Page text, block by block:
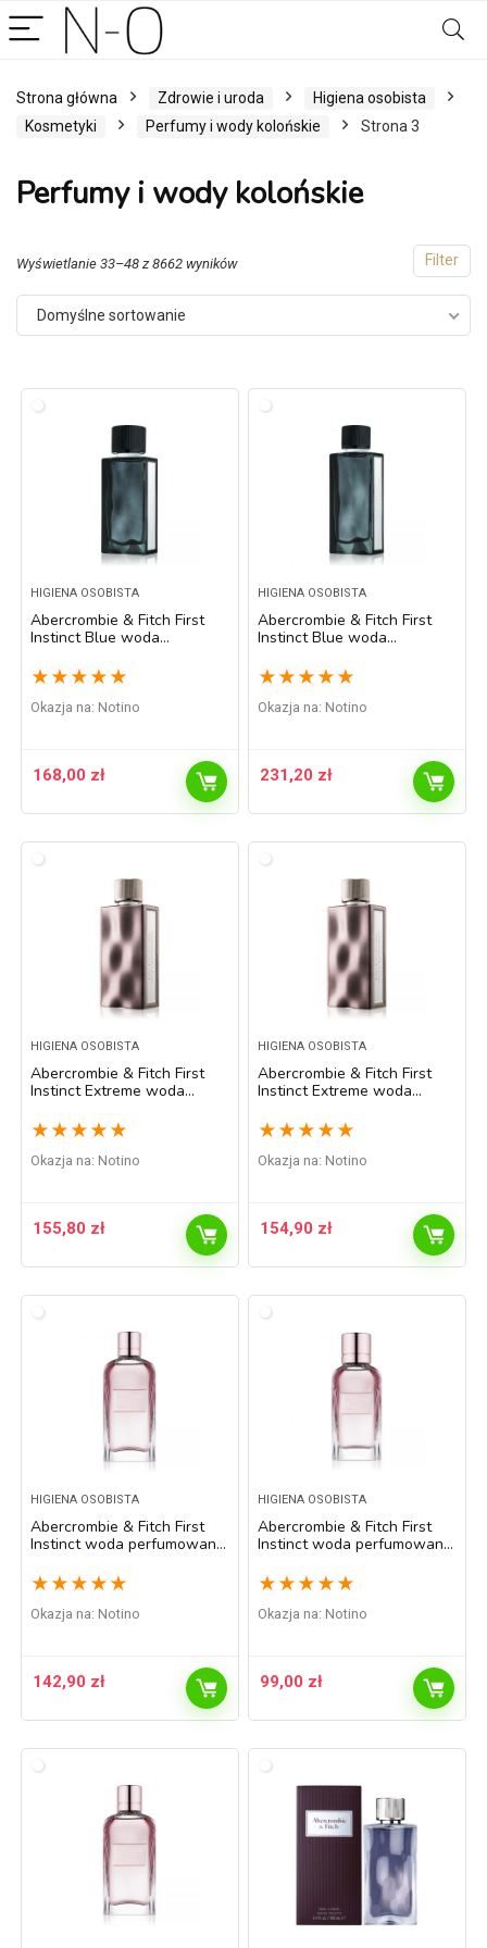
Strona główna Zdrowie i uroda
Higiena osobista
Kosmetyki
Perfumy i wody kolońskie Strona 3
Perfumy i wody kolońskie
Filter
Wyświetlanie 33–48 z 8662 wyników
Domyślne sortowanie
HIGIENA OSOBISTA
Abercrombie & Fitch First
Instinct Blue woda
ml
★ ★ ★ ★ ★
Okazja na: Notino
168,00 zł
HIGIENA OSOBISTA
Abercrombie & Fitch First
Instinct Blue woda
ml
★ ★ ★ ★ ★
Okazja na: Notino
231,20 zł
HIGIENA OSOBISTA
Abercrombie & Fitch First
Instinct Extreme woda
100 ml
★ ★ ★ ★ ★
Okazja na: Notino
155,80 zł
HIGIENA OSOBISTA
Abercrombie & Fitch First
Instinct Extreme woda
50 ml
★ ★ ★ ★ ★
Okazja na: Notino
154,90 zł
HIGIENA OSOBISTA
Abercrombie & Fitch First
Instinct woda perfumowana
★ ★ ★ ★ ★
Okazja na: Notino
142,90 zł
HIGIENA OSOBISTA
Abercrombie & Fitch First
Instinct woda perfumowana
★ ★ ★ ★ ★
Okazja na: Notino
99,00 zł